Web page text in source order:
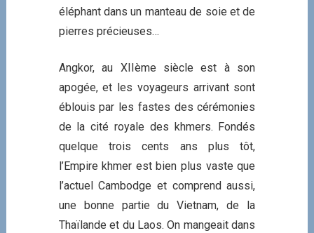
éléphant dans un manteau de soie et de
pierres précieuses…
Angkor, au XIIème siècle est à son
apogée, et les voyageurs arrivant sont
éblouis par les fastes des cérémonies
de la cité royale des khmers. Fondés
quelque trois cents ans plus tôt,
l’Empire khmer est bien plus vaste que
l’actuel Cambodge et comprend aussi,
une bonne partie du Vietnam, de la
Thaïlande et du Laos. On mangeait dans